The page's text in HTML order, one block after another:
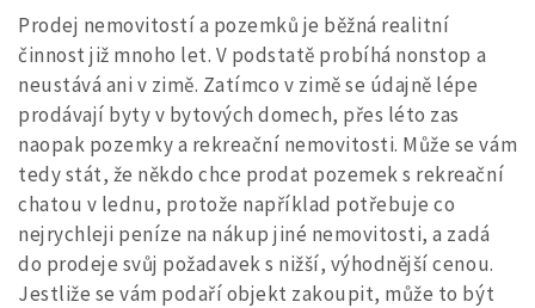
Prodej nemovitostí a pozemků je běžná realitní
činnost již mnoho let. V podstatě probíhá nonstop a
neustává ani v zimě. Zatímco v zimě se údajně lépe
prodávají byty v bytových domech, přes léto zas
naopak pozemky a rekreační nemovitosti. Může se vám
tedy stát, že někdo chce prodat pozemek s rekreační
chatou v lednu, protože například potřebuje co
nejrychleji peníze na nákup jiné nemovitosti, a zadá
do prodeje svůj požadavek s nižší, výhodnější cenou.
Jestliže se vám podaří objekt zakoupit, může to být